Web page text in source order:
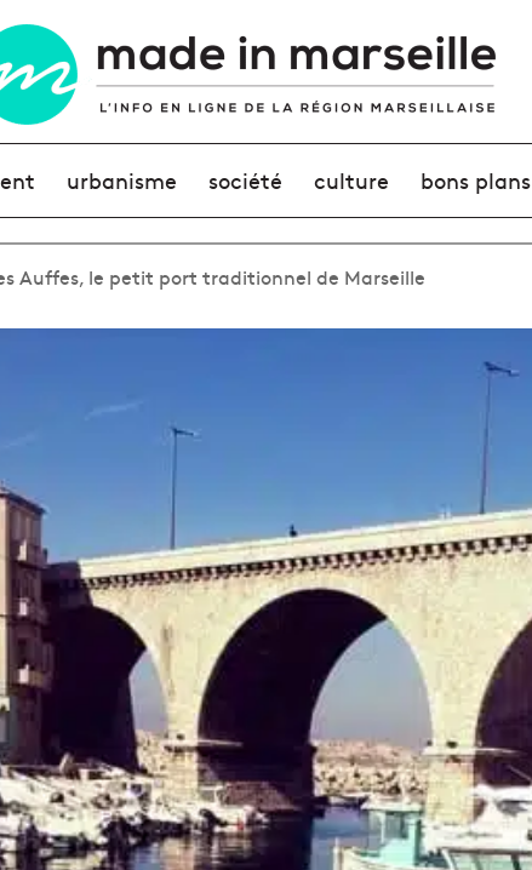
urbanisme société culture bons plans
Auffes, le petit port traditionnel de Marseille